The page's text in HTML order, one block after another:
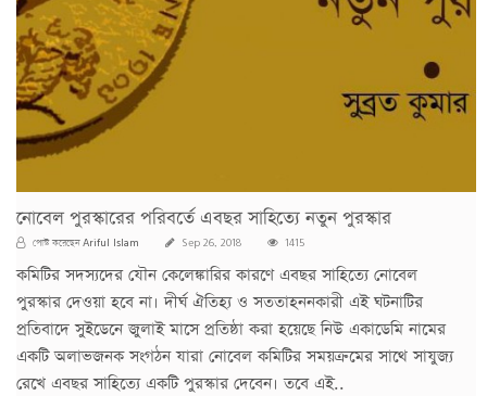
নোবেল পুরস্কারের পরিবর্তে এবছর সাহিত্যে নতুন পুরস্কার
পোস্ট করেছেনAriful Islam Sep 26, 2018 1415
কমিটির সদস্যদের যৌন কেলেঙ্কারির কারণে এবছর সাহিত্যে নোবেল
পুরস্কার দেওয়া হবে না। দীর্ঘ ঐতিহ্য ও সততাহননকারী এই ঘটনাটির
প্রতিবাদে সুইডেনে জুলাই মাসে প্রতিষ্ঠা করা হয়েছে নিউ একাডেমি নামের
একটি অলাভজনক সংগঠন যারা নোবেল কমিটির সময়ক্রমের সাথে সাযুজ্য
রেখে এবছর সাহিত্যে একটি পুরস্কার দেবেন। তবে এই..